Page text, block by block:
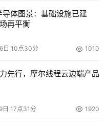
面可以从气流组织设计着
的空调。例如，APC-
元可放在服务器机柜边
之间以最短的路径循环，
的变化而变化,能减少
高架地板，也不需要除湿
在MW级别的数据中心节
体图景：基础设施已建
再平衡
日 10点30分 1010
先行，摩尔线程云边端产品
17点31分 1920